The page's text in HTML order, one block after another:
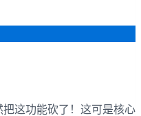
这功能砍了！这可是核心